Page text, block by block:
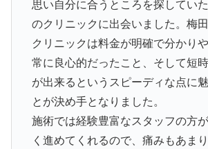
思い自分に合うところを探してい
のクリニックに出会いました。梅
クリニックは料金が明確で分かり
常に良心的だったこと、そして短
が出来るというスピーディな点に
とが決め手となりました。
施術では経験豊富なスタッフの方
く進めてくれるので、痛みもあま